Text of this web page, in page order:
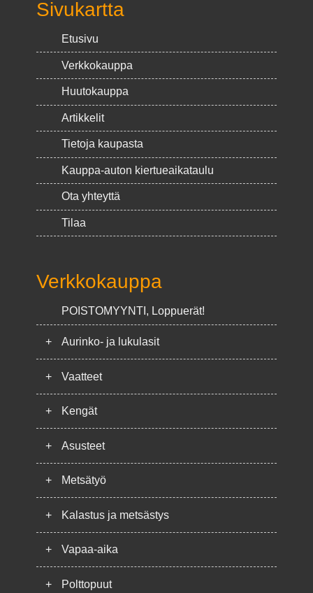
Sivukartta
Etusivu
Verkkokauppa
Huutokauppa
Artikkelit
Tietoja kaupasta
Kauppa-auton kiertueaikataulu
Ota yhteyttä
Tilaa
Verkkokauppa
POISTOMYYNTI, Loppuerät!
+ Aurinko- ja lukulasit
+ Vaatteet
+ Kengät
+ Asusteet
+ Metsätyö
+ Kalastus ja metsästys
+ Vapaa-aika
+ Polttopuut